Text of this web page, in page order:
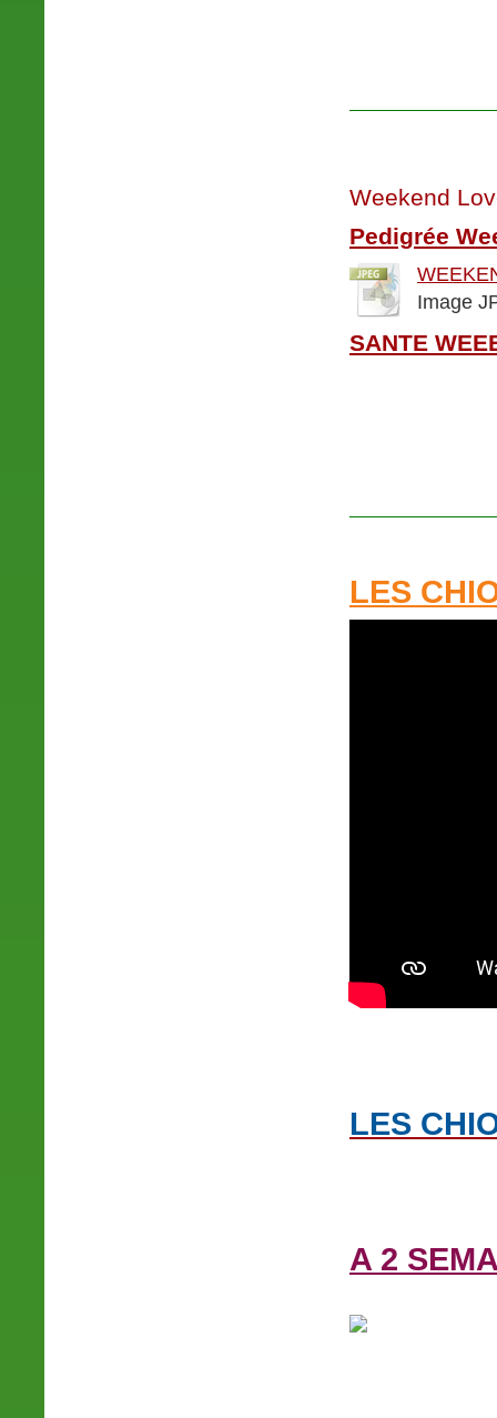
Weekend
Pedigrée
Image
SANTE
LES
LES
A 2